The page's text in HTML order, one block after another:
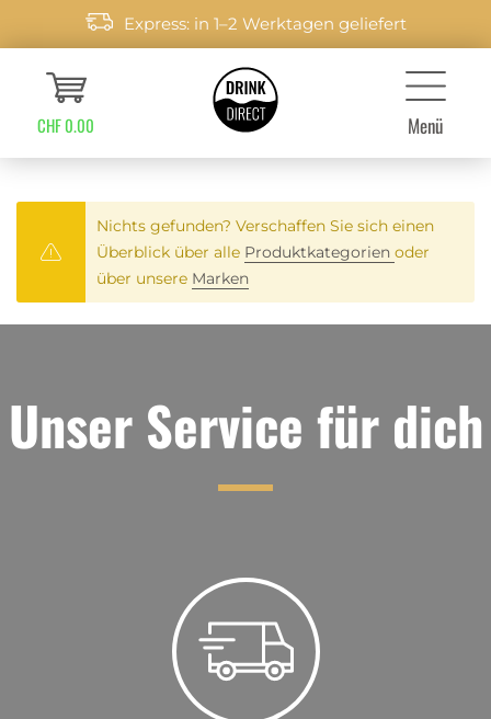
Express: in 1–2 Werktagen geliefert
CHF 0.00 Menü
Nichts gefunden? Verschaffen Sie sich einen
Überblick über alle Produktkategorien oder
über unsere Marken
Unser Service für dich